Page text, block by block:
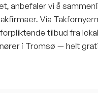
anbefaler vi å
Via
tilbud fra
i Tromsø — helt